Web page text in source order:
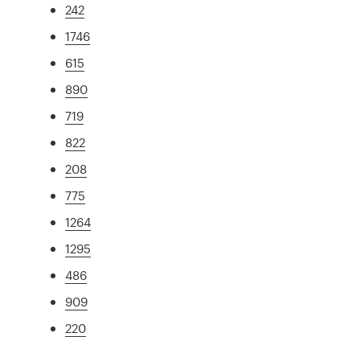
242
1746
615
890
719
822
208
775
1264
1295
486
909
220